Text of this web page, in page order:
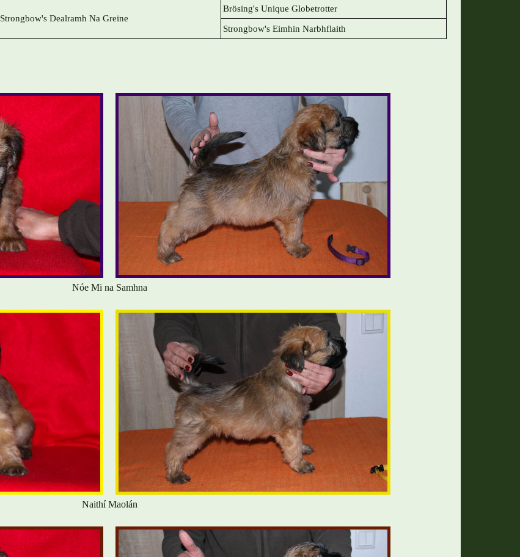
Strongbow's Dealramh Na Greine
Brösing's Unique Globetrotter
Strongbow's Eimhin Narbhflaith
Nóe Mi na Samhna
Naithí Maolán